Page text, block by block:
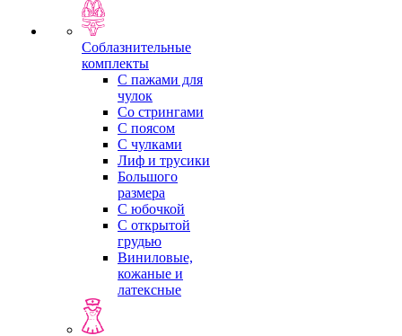
Соблазнительные
комплекты
С пажами для
чулок
Со стрингами
С поясом
С чулками
Лиф и трусики
Большого
размера
С юбочкой
С открытой
грудью
Виниловые,
кожаные и
латексные